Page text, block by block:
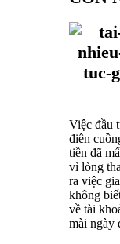
Việc đầu
điên
tiền đã
vì lòng
ra việc
không
về tài
mài ngày